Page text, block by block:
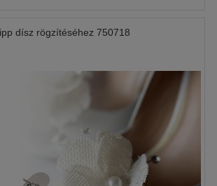
dísz rögzítéséhez 750718